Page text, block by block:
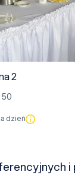
2
50
dzień